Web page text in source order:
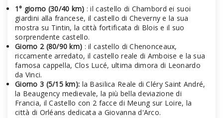
1° giorno (30/40 km) : il castello di Chambord ei suoi
giardini alla francese, il castello di Cheverny e la sua
mostra su Tintin, la città fortificata di Blois e il suo
sorprendente castello.
Giorno 2 (80/90 km) : il castello di Chenonceaux,
riccamente arredato, il castello reale di Amboise e la sua
famosa cappella, Clos Lucé, ultima dimora di Leonardo
da Vinci.
Giorno 3 (5/15 km): la Basilica Reale di Cléry Saint André,
la Beaugency medievale, la più bella deviazione di
Francia, il Castello con 2 facce di Meung sur Loire, la
città di Orléans dedicata a Giovanna d'Arco.